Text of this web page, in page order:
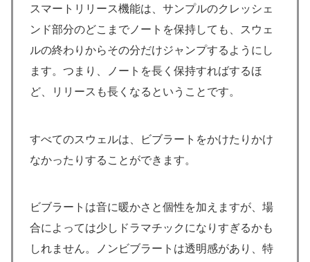
スマートリリース機能は、サンプルのクレッシェ
ンド部分のどこまでノートを保持しても、スウェ
ルの終わりからその分だけジャンプするようにし
ます。つまり、ノートを長く保持すればするほ
ど、リリースも長くなるということです。
すべてのスウェルは、ビブラートをかけたりかけ
なかったりすることができます。
ビブラートは音に暖かさと個性を加えますが、場
合によっては少しドラマチックになりすぎるかも
しれません。ノンビブラートは透明感があり、特